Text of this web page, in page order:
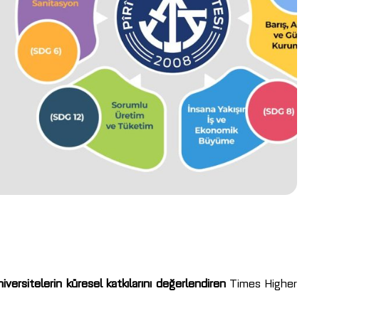
küresel katkılarını değerlendirenTimes Higher